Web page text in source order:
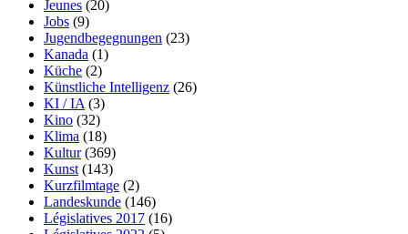
Jeunes (20)
Jobs (9)
Jugendbegegnungen (23)
Kanada (1)
Küche (2)
Künstliche Intelligenz (26)
KI / IA (3)
Kino (32)
Klima (18)
Kultur(369)
Kunst (143)
Kurzfilmtage (2)
Landeskunde (146)
Législatives 2017 (16)